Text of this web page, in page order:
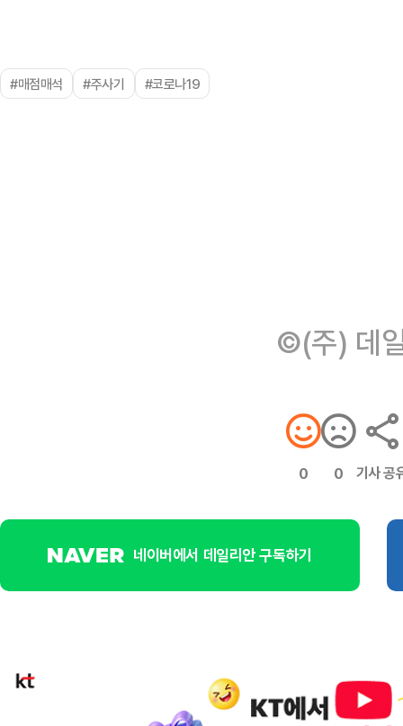
#매점매석 #주사기 #코로나19
©(주) 데
0 0 기사 공
네이버에서 데일리안 구독하기